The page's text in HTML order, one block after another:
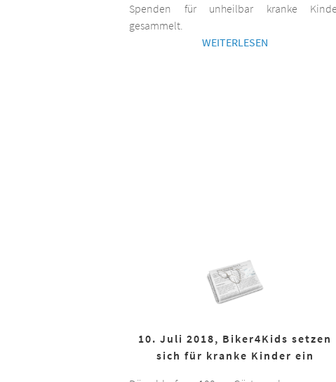
Spenden für unheilbar kranke
gesammelt.
WEITERLESEN
10. Juli 2018, Biker4Kids setzen
sich für kranke Kinder ein